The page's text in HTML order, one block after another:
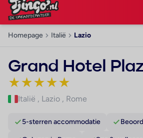
Homepage Italië Lazio
Grand Hotel
★★★★★
Italië , Lazio , Rome
5-sterren accommodatie